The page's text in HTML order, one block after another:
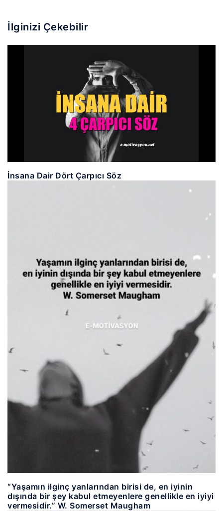
İlginizi Çekebilir
İnsana Dair Dört Çarpıcı Söz
“Yaşamın ilginç yanlarından birisi de, en iyinin
dışında bir şey kabul etmeyenlere genellikle en iyiyi
vermesidir.” W. Somerset Maugham